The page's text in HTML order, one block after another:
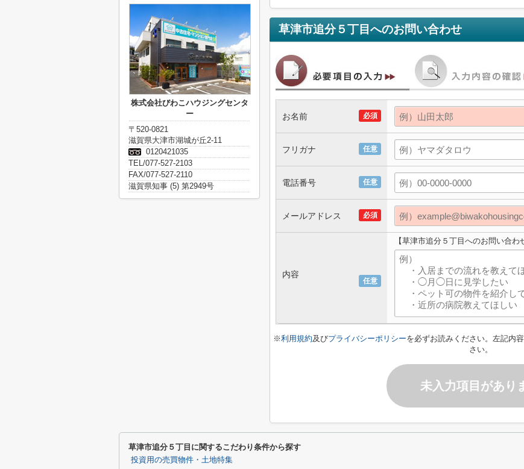
草津市追分５丁目 へのお問い合わせ
必須
お名前
任意
フリガナ
任意
電話番号
必須
メールアドレス
任意
内容
【草津市追分５丁目へのお問い合わ
※利用規約及びプライバシーポリシーを必ずお読みください。左記内
さい。
未入力項目があり
株式会社びわこハウジングセンタ
ー
〒520-0821
滋賀県大津市湖城が丘2-11
0120421035
TEL/077-527-2103
FAX/077-527-2110
滋賀県知事 (5) 第2949号
草津市追分５丁目に関するこだわり条件から探す
投資用の売買物件・土地特集